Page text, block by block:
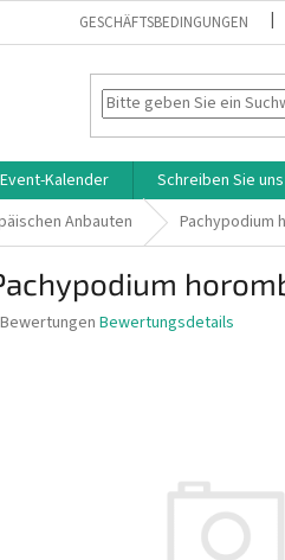
GESCHÄFTSBEDINGUNGEN
Event-Kalender Schreiben Sie uns
Anbauten Pachypodium
Bewertungsdetails